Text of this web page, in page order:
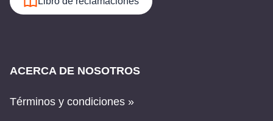
ACERCA DE NOSOTROS
Términos y condiciones »